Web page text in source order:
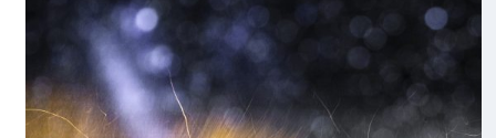
Questi fili neri attraversano lo spazio e l’aria che c’è